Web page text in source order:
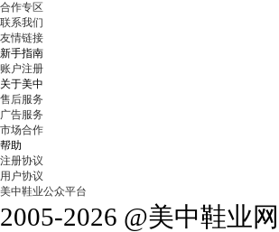
合作专区
联系我们
友情链接
新手指南
账户注册
关于美中
售后服务
广告服务
市场合作
帮助
注册协议
用户协议
美中鞋业公众平台
2005-2026 @美中鞋业